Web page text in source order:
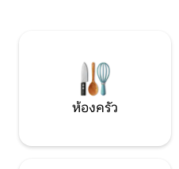
ห้องครัว